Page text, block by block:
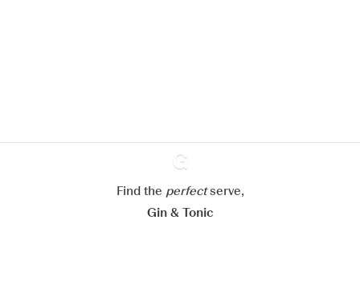
Ginventory
Find the perfectserve,
Gin & Tonic
Paramétrer mes cookies
Refuser tout Accepter tout